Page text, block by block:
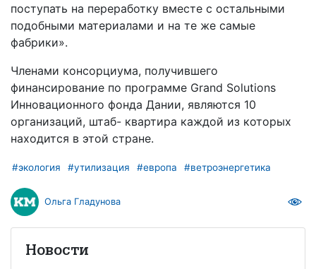
поступать на переработку вместе с остальными
подобными материалами и на те же самые
фабрики».
Членами консорциума, получившего
финансирование по программе Grand Solutions
Инновационного фонда Дании, являются 10
организаций, штаб- квартира каждой из которых
находится в этой стране.
#экология #утилизация #европа #ветроэнергетика
Ольга Гладунова
Новости